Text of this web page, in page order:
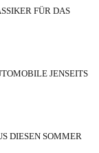
FÜR DAS
JENSEITS
DIESEN SOMMER